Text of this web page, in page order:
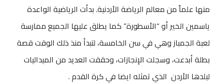
منها علماً من معالم الرياضة الأردنية. بدأت الرياضية الواعدة
ياسمين الخير أو “الأسطورة” كما يطلق عليها الجميع ممارسة
لعبة الجمباز وهي في سن الخامسة، لتبدأ منذ ذلك الوقت قصة
بطلة أبدعت، وسجلت الإنجازات، وحققت العديد من الميداليات
لبلدها الأردن الذي تمثله ايضا في كرة القدم .